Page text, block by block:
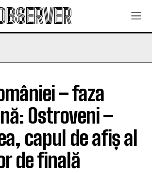
– faza
Ostroveni –
capul de afiș al
de finală